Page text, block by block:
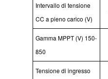
Intervallo di tensione
CC a pieno carico (V)
Gamma MPPT (V) 150-
850
Tensione di ingresso